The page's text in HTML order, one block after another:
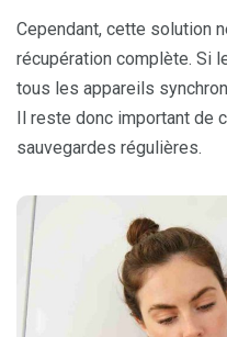
Cependant, cette solution
récupération complète. Si
tous les appareils
Il reste donc important de
sauvegardes régulières.